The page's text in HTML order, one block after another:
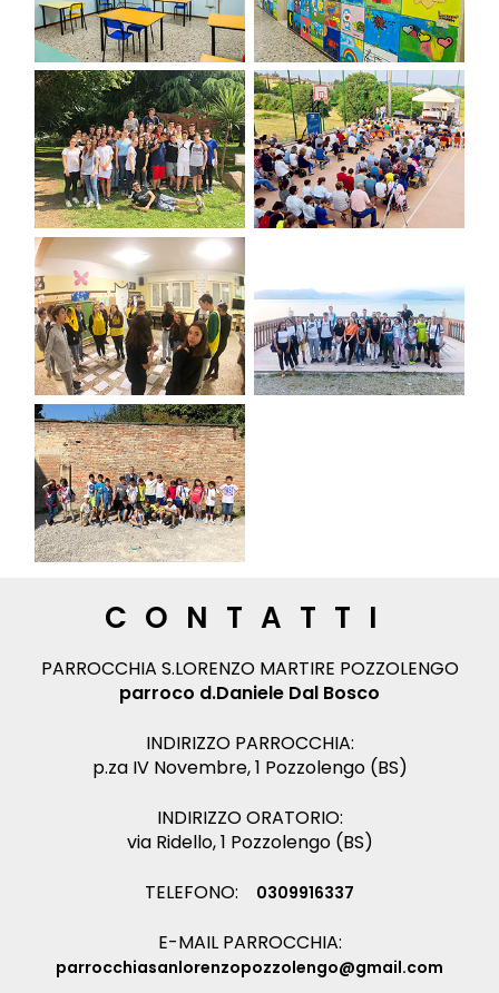
CONTATTI
PARROCCHIA S.LORENZO MARTIRE POZZOLENGO
parroco d.Daniele Dal Bosco
INDIRIZZO PARROCCHIA:
p.za IV Novembre, 1 Pozzolengo (BS)
INDIRIZZO ORATORIO:
via Ridello, 1 Pozzolengo (BS)
TELEFONO:
0309916337
E-MAIL PARROCCHIA:
parrocchiasanlorenzopozzolengo@gmail.com